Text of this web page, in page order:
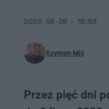
Szymon Miś
2023-06-28 13:53
Przez pięć dni